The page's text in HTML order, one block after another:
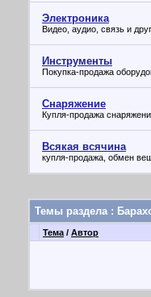
Электроника
Видео, аудио, связь и
Инструменты
Покупка-продажа
Снаряжение
Купля-продажа
Всякая всячина
купля-продажа, обмен
Темы раздела:
Тема / Автор